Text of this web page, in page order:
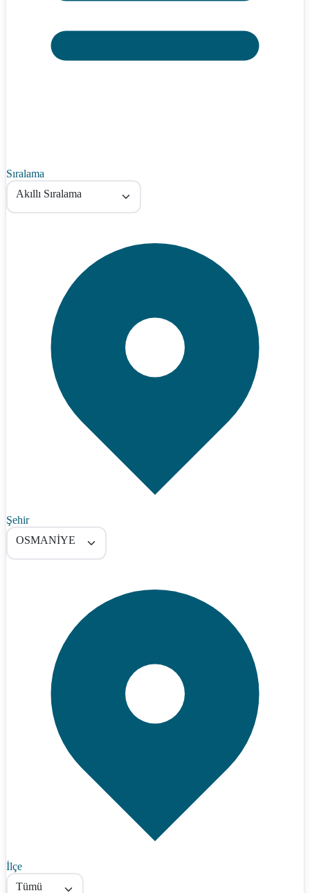
Sıralama
Akıllı Sıralama
Şehir
OSMANİYE
İlçe
Tümü